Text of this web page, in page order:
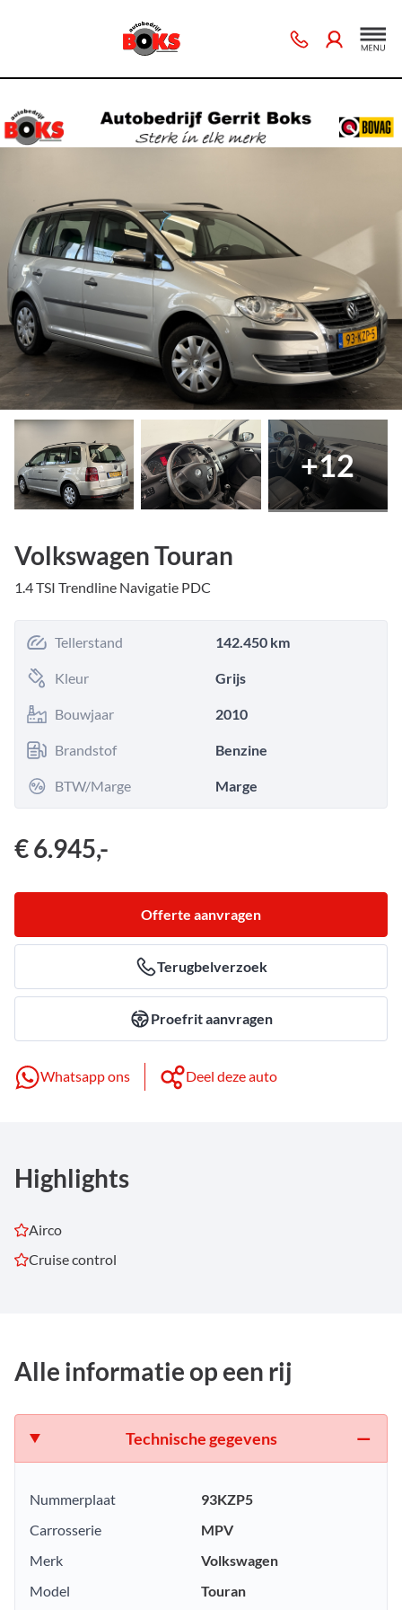
+12
Volkswagen Touran
1.4 TSI Trendline Navigatie PDC
Tellerstand 142.450 km
Kleur Grijs
Bouwjaar 2010
Brandstof Benzine
BTW/Marge Marge
€ 6.945,-
Offerte aanvragen
Terugbelverzoek
Proefrit aanvragen
Whatsapp ons Deel deze auto
Highlights
Airco
Cruise control
Alle informatie op een rij
Technische gegevens
Nummerplaat
93KZP5
Carrosserie
MPV
Merk
Volkswagen
Model
Touran